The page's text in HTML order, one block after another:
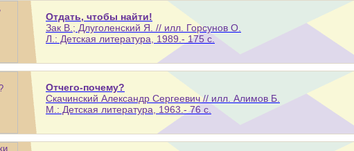
Отдать, чтобы найти!
Зак В.; Длуголенский Я. // илл. Горсунов О.
Л.: Детская литература, 1989.- 175 с.
Отчего-почему?
Скачинский Александр Сергеевич // илл. Алимов Б.
М.: Детская литература, 1963.- 76 с.